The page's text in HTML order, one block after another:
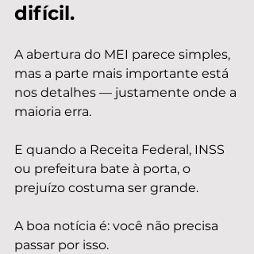
difícil.
A abertura do MEI parece simples,
mas a parte mais importante está
nos detalhes — justamente onde a
maioria erra.
E quando a Receita Federal, INSS
ou prefeitura bate à porta, o
prejuízo costuma ser grande.
A boa notícia é: você não precisa
passar por isso.